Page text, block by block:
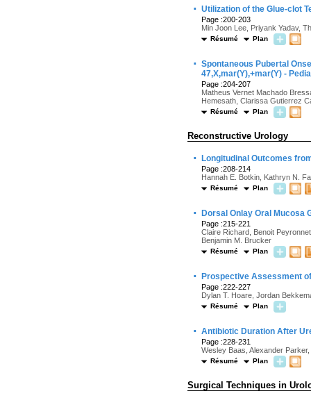
· Utilization of the Glue-clot
Page :200-203
Min Joon Lee, Priyank Yadav,
Résumé Plan
· Spontaneous Pubertal
47,X,mar(Y),+mar(Y) -
Page :204-207
Matheus Vernet Machado
Hemesath, Clarissa Gutierrez
Résumé Plan
Reconstructive Urology
· Longitudinal Outcomes
Page :208-214
Hannah E. Botkin, Kathryn N.
Résumé Plan
· Dorsal Onlay Oral
Page :215-221
Claire Richard, Benoit
Benjamin M. Brucker
Résumé Plan
· Prospective Assessment
Page :222-227
Dylan T. Hoare, Jordan
Résumé Plan
· Antibiotic Duration After
Page :228-231
Wesley Baas, Alexander
Résumé Plan
Surgical Techniques in